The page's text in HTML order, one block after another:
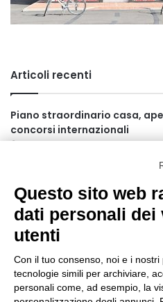
Articoli recenti
Piano straordinario casa,
concorsi internazionali
farmaci in Italia
3 ore fa
Un nuovo modello di IA stima
dei ghiacciai del pianeta
4 ore fa
Questo sito web
dati personali dei
utenti
Con il tuo consenso, noi e i
tecnologie simili per archiviare,
personali come, ad esempio, la